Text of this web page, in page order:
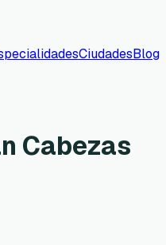
CiudadesBlog
Cabezas